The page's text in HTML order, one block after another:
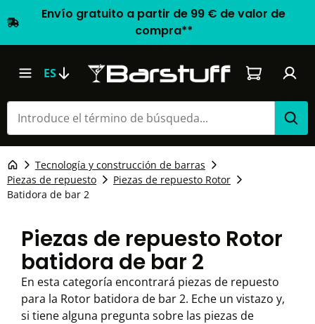
Envío gratuito a partir de 99 € de valor de
compra**
ES El carrito
Tecnología y construcción de barras
Piezas de repuesto
Piezas de repuesto Rotor
Batidora de bar 2
Piezas de repuesto Rotor
batidora de bar 2
En esta categoría encontrará piezas de repuesto
para la Rotor batidora de bar 2. Eche un vistazo y,
si tiene alguna pregunta sobre las piezas de